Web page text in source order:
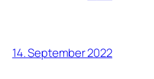
14. September 2022